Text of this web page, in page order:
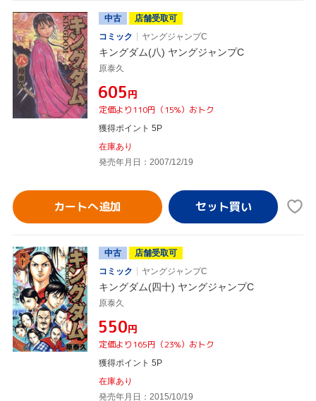
中古
店舗受取可
コミック
ヤングジャンプC
キングダム(八) ヤングジャンプC
原泰久
¥605円
定価より110円（15%）おトク
獲得ポイント 5P
在庫あり
発売年月日：2007/12/19
カートへ追加
中古
店舗受取可
コミック
ヤングジャンプC
キングダム(四十) ヤングジャンプC
原泰久
¥550円
定価より165円（23%）おトク
獲得ポイント 5P
在庫あり
発売年月日：2015/10/19